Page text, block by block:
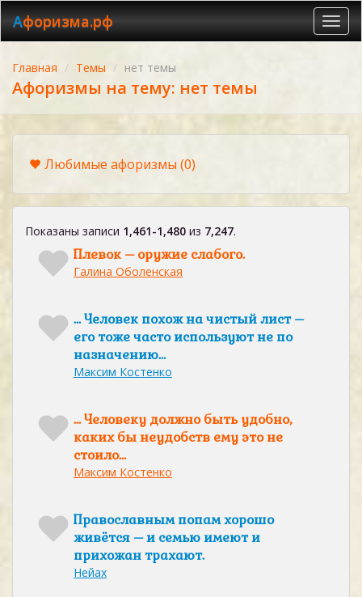
Афоризма.рф
Главная Темы нет темы
Афоризмы на тему: нет темы
Любимые афоризмы(0)
Показаны записи 1,461-1,480 из 7,247.
Плевок – оружие слабого.
Галина Оболенская
… Человек похож на чистый лист –
его тоже часто используют не по
назначению…
Максим Костенко
… Человеку должно быть удобно,
каких бы неудобств ему это не
стоило…
Максим Костенко
Православным попам хорошо
живётся – и семью имеют и
прихожан трахают.
Нейах